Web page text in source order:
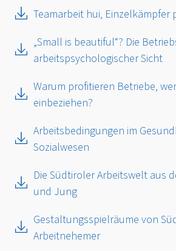
Teamarbeit hui, Einzelkämpfer
„Small is beautiful“? Die
arbeitspsychologischer Sicht
Warum profitieren Betriebe,
einbeziehen?
Arbeitsbedingungen im
Sozialwesen
Die Südtiroler Arbeitswelt aus
und Jung
Gestaltungsspielräume von
Arbeitnehemer